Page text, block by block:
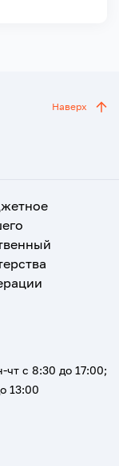
Наверх
с 8:30 до 17:00;
13:00